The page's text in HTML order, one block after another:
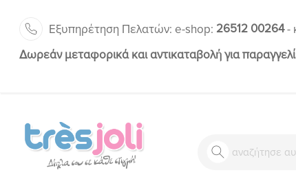
Εξυπηρέτηση Πελατών: e-shop: 26512 00264-
Δωρεάν μεταφορικά και αντικαταβολή για